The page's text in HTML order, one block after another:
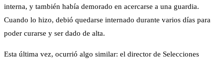
interna, y también había demorado en acercarse a una guardia.
Cuando lo hizo, debió quedarse internado durante varios días para
poder curarse y ser dado de alta.
Esta última vez, ocurrió algo similar: el director de Selecciones